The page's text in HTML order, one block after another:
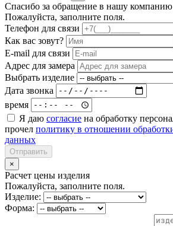
Спасибо за обращение в нашу
Пожалуйста, заполните поля.
Телефон для связи
Как вас зовут?
E-mail для связи
Адрес для замера
Выбрать изделие
Дата звонка
время
Я даю согласие на обработку
прочел политику в отношении
данных
Отправить
×
Расчет цены изделия
Пожалуйста, заполните поля.
Изделие:
Форма: